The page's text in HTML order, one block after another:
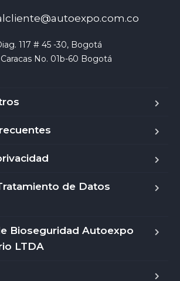
117 # 45 -30, Bogotá
No. 01b-60 Bogotá
de Datos
Bioseguridad Autoexpo
LTDA